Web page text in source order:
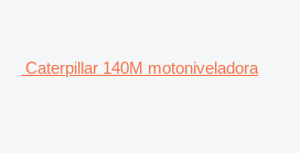
Caterpillar 140M motoniveladora